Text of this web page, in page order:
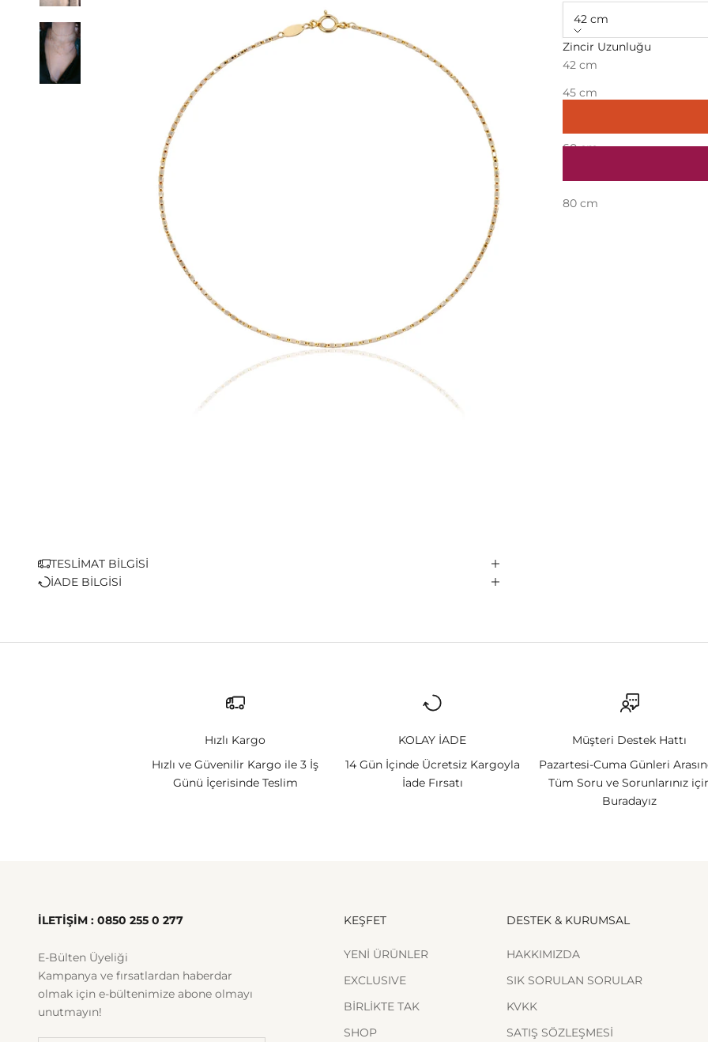
42 cm
Zincir Uzunluğu
42 cm
45 cm
60 cm
80 cm
Pirinç üzerine altın
TESLİMAT BİLGİSİ
İADE BİLGİSİ
Hızlı Kargo
Hızlı ve Güvenilir Kargo ile 3 İş
Günü İçerisinde Teslim
KOLAY İADE
14 Gün İçinde Ücretsiz Kargoyla
İade Fırsatı
Müşteri Destek Hattı
Pazartesi-Cuma Günleri
Tüm Soru ve Sorunlarınız
Buradayız
İLETİŞİM : 0850 255 0 277
E-Bülten Üyeliği
Kampanya ve fırsatlardan haberdar
olmak için e-bültenimize abone olmayı
unutmayın!
KEŞFET
YENİ ÜRÜNLER
EXCLUSIVE
BİRLİKTE TAK
SHOP
DESTEK & KURUMSAL
HAKKIMIZDA
SIK SORULAN SORULAR
KVKK
SATIŞ SÖZLEŞMESİ